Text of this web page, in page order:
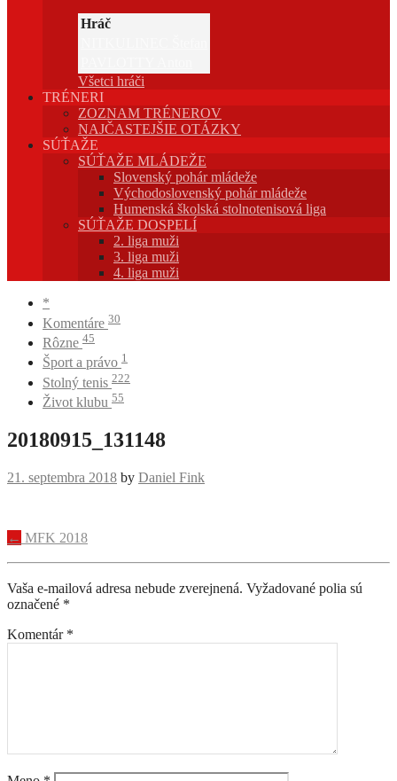
Hráč
Všetci hráči
TRÉNERI
ZOZNAM TRÉNEROV
NAJČASTEJŠIE OTÁZKY
SÚŤAŽE
SÚŤAŽE MLÁDEŽE
Slovenský pohár mládeže
Východoslovenský pohár mládeže
Humenská školská stolnotenisová liga
SÚŤAŽE DOSPELÍ
2. liga muži
3. liga muži
4. liga muži
*
Komentáre 30
Rôzne 45
Šport a právo 1
Stolný tenis 222
Život klubu 55
20180915_131148
21. septembra 2018 by Daniel Fink
Navigácia
príspevku
← MFK 2018
Vaša e-mailová adresa nebude zverejnená. Vyžadované polia sú
označené *
Komentár *